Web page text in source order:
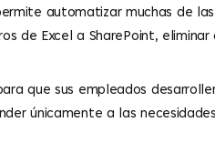
automatizar muchas de
de Excel a SharePoint,
que sus empleados
únicamente a las